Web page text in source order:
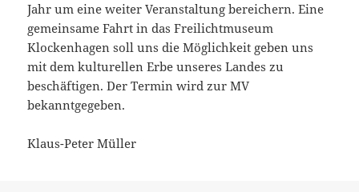
Jahr um eine weiter Veranstaltung bereichern. Eine
gemeinsame Fahrt in das Freilichtmuseum
Klockenhagen soll uns die Möglichkeit geben uns
mit dem kulturellen Erbe unseres Landes zu
beschäftigen. Der Termin wird zur MV
bekanntgegeben.
Klaus-Peter Müller